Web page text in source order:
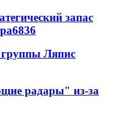
запас
6836
группы Ляпис
радары" из-за